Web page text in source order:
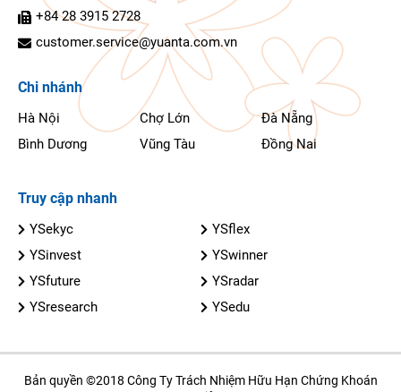
+84 28 3915 2728
customer.service@yuanta.com.vn
Chi nhánh
Hà Nội Chợ Lớn
Đà Nẵng
Bình Dương
Vũng Tàu Đồng Nai
Truy cập nhanh
YSekyc
YSflex
YSinvest
YSwinner
YSfuture
YSradar
YSresearch
YSedu
Bản quyền ©2018 Công Ty Trách Nhiệm Hữu Hạn Chứng Khoán